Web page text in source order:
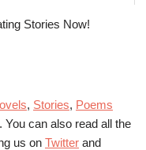
Stories Now!
, Stories, Poems
You can also read all the
us on Twitter and